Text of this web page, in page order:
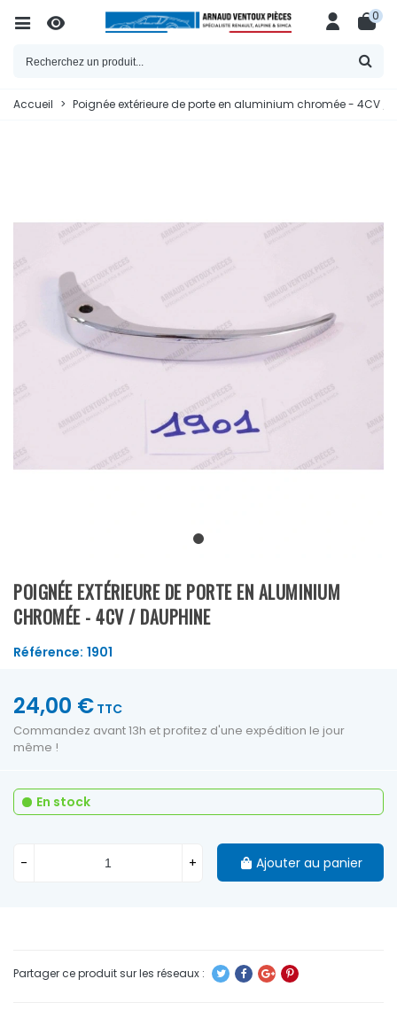
0
Accueil > Poignée extérieure de porte en aluminium chromée - 4CV /
POIGNÉE EXTÉRIEURE DE PORTE EN ALUMINIUM
CHROMÉE - 4CV / DAUPHINE
Référence: 1901
24,00 € TTC
Commandez avant 13h et profitez d'une expédition le jour
même !
En stock
- + Ajouter au panier